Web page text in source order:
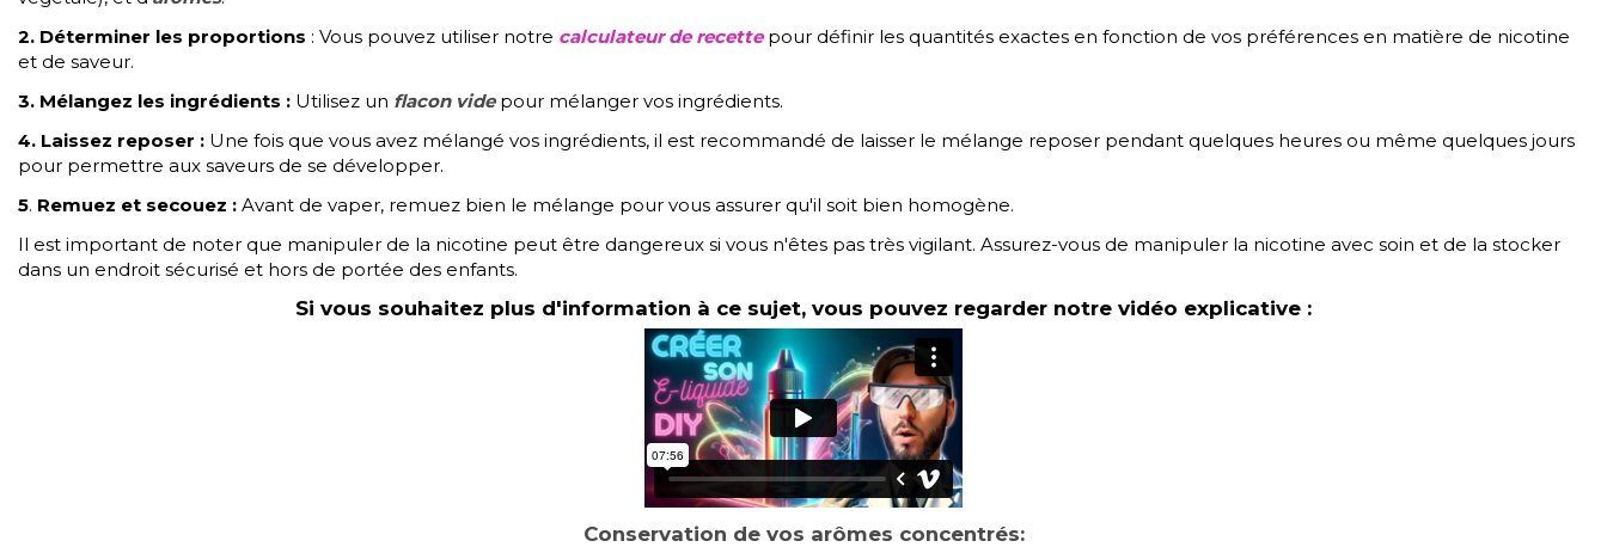
2. Déterminer les proportions : Vous pouvez utiliser notre calculateur de recette pour définir les quantités exactes en fonction de vos préférences en matière de nicotine
et de saveur.
3. Mélangez les ingrédients : Utilisez un flacon videpour mélanger vos ingrédients.
4. Laissez reposer : Une fois que vous avez mélangé vos ingrédients, il est recommandé de laisser le mélange reposer pendant quelques heures ou même quelques jours
pour permettre aux saveurs de se développer.
5. Remuez et secouez : Avant de vaper, remuez bien le mélange pour vous assurer qu'il soit bien homogène.
Il est important de noter que manipuler de la nicotine peut être dangereux si vous n'êtes pas très vigilant. Assurez-vous de manipuler la nicotine avec soin et de la stocker
dans un endroit sécurisé et hors de portée des enfants.
Si vous souhaitez plus d'information à ce sujet, vous pouvez regarder notre vidéo explicative :
Conservation de vos arômes concentrés: